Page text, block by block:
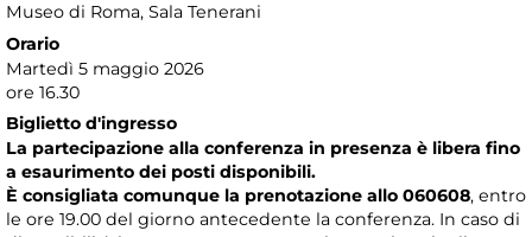
Museo di Roma, Sala Tenerani
Orario
Martedì 5 maggio 2026
ore 16.30
Biglietto d'ingresso
La partecipazione alla conferenza in presenza è libera fino
a esaurimento dei posti disponibili.
È consigliata comunque la prenotazione allo 060608, entro
le ore 19.00 del giorno antecedente la conferenza. In caso di